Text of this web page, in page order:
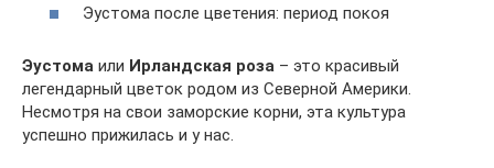
Эустома после цветения: период покоя
Эустома или Ирландская роза – это красивый
легендарный цветок родом из Северной Америки.
Несмотря на свои заморские корни, эта культура
успешно прижилась и у нас.